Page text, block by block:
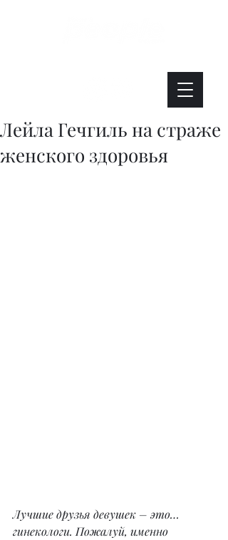
Лейла Гечгиль на страже
женского здоровья
Лучшие друзья девушек – это…
гинекологи. Пожалуй, именно